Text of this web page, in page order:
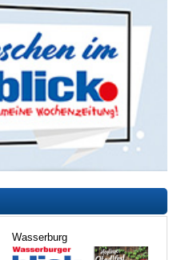
Wasserburg